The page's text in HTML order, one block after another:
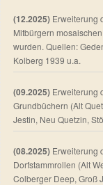
(12.2025) Erweiterung
Mitbürgern
wurden. Quellen:
Kolberg 1939 u.a.
(09.2025) Erweiterung
Grundbüchern (Alt
Jestin, Neu Quetzin,
(08.2025) Erweiterung
Dorfstammrollen (Alt
Colberger Deep, Groß